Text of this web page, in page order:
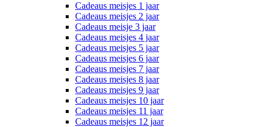
Cadeaus meisjes 1 jaar
Cadeaus meisjes 2 jaar
Cadeaus meisje 3 jaar
Cadeaus meisjes 4 jaar
Cadeaus meisjes 5 jaar
Cadeaus meisjes 6 jaar
Cadeaus meisjes 7 jaar
Cadeaus meisjes 8 jaar
Cadeaus meisjes 9 jaar
Cadeaus meisjes 10 jaar
Cadeaus meisjes 11 jaar
Cadeaus meisjes 12 jaar